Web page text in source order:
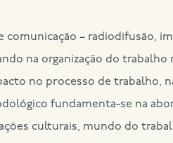
comunicação – radiodifusão,
na organização do
no processo de trabalho,
fundamenta-se na
culturais, mundo do